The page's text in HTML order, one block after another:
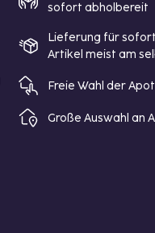
sofort abholbereit
Lieferung für
Artikel meist am
Freie Wahl der
Große Auswahl an